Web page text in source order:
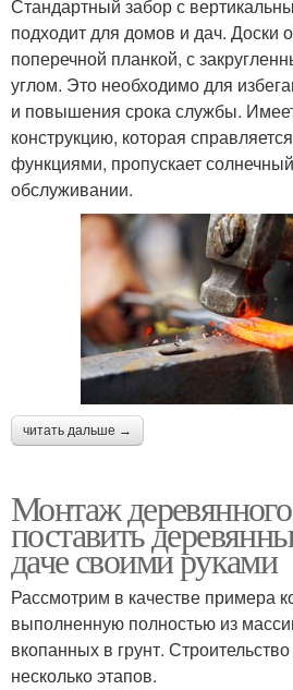
Стандартный забор с
подходит для домов и дач. Доски
поперечной планкой, с
углом. Это необходимо для
и повышения срока службы.
конструкцию, которая
функциями, пропускает
обслуживании.
читать дальше →
Монтаж
поставить
даче своими руками
Рассмотрим в качестве примера
выполненную полностью из
вкопанных в грунт.
несколько этапов.